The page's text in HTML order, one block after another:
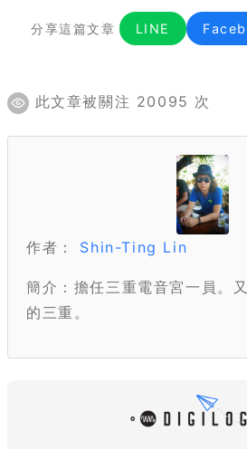
分享這篇文章 LINE
此文章被關注 20095 次
作者： Shin-Ting Lin
簡介：擔任三重電音宮一員。
的三重。